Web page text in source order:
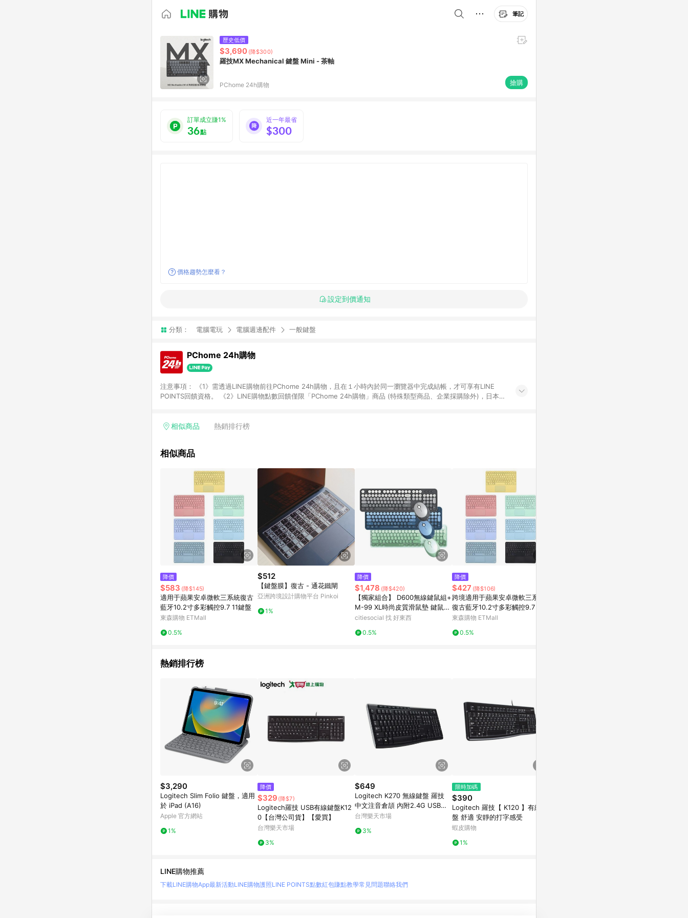
筆記
歷史低價
$3,690 (降$300)
羅技MX Mechanical 鍵盤 Mini - 茶軸
PChome 24h購物 搶購
訂單成立賺1%
36點
近一年最省
$300
價格趨勢怎麼看？
設定到價通知
分類： 電腦電玩 電腦週邊配件 一般鍵盤
PChome 24h購物
注意事項： 《1》需透過LINE購物前往PChome 24h購物，且在１小時內於同一瀏覽器中完成結帳，才可享有LINE
POINTS回饋資格。 《2》LINE購物點數回饋僅限「PChome 24h購物」商品 (特殊類型商品、企業採購除外)，日本代
PChome儲值商品、企業專區/企業採購、部分指定商品 - 下載軟體、奶粉/副食品、電腦軟體、InComm儲值點數、點
商家訂單頁面標示「LINE回饋」，若無此標示則 不符合回饋LINE POINTS點數資格亦不得使用點數紅包 。 《7》LINE
並依訂單成立時間當下LINE購物所設定的回饋機制為準。 《8》LINE購物為購物資訊整合性平台，商品資料更新會有
時間差，如顯示之商品規格、顏色、價位、贈品與PChome 24h購物銷售網頁不符，以銷售網頁標示為準！
相似商品 熱銷排行榜
相似商品
降價
$583 (降$145)
適用于蘋果安卓微軟三系統復古
藍牙10.2寸多彩觸控9.7 11鍵盤
東森購物 ETMall
0.5%
$512
【鍵盤膜】復古 - 通花鐵閘
亞洲跨境設計購物平台 Pinkoi
1%
降價
$1,478 (降$420)
【獨家組合】 D600無線鍵鼠組+
M-99 XL時尚皮質滑鼠墊 鍵鼠組
東青綠+ 滑鼠墊 粉
citiesocial 找 好東西
0.5%
降價
$427 (降$106)
跨境適用于蘋果安卓微軟三系統
復古藍牙10.2寸多彩觸控9.7 11
鍵盤
東森購物 ETMall
0.5%
熱銷排行榜
$3,290
Logitech Slim Folio 鍵盤，適用
於 iPad (A16)
Apple 官方網站
1%
降價
$329 (降$7)
Logitech羅技 USB有線鍵盤K12
0【台灣公司貨】【愛買】
台灣樂天市場
3%
$649
Logitech K270 無線鍵盤 羅技
中文注音倉頡 內附2.4G USB接
收器
台灣樂天市場
3%
限時加碼
$390
Logitech 羅技【 K120 】有線鍵
盤 舒適 安靜的打字感受
蝦皮購物
1%
LINE購物推薦
下載LINE購物App最新活動LINE購物護照LINE POINTS點數紅包賺點教學常見問題聯絡我們